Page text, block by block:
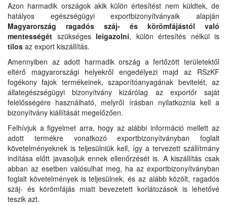
Azon harmadik országok akik külön értesítést nem küldtek, de
hatályos egészségügyi exportbizonyítványaik alapján
Magyarország ragadós száj- és körömfájástól való
mentességét szükségesleigazolni, külön értesítés nélkül is
tilos az export kiszállítás.
Amennyiben az adott harmadik ország a fertőzött területektől
eltérő magyarországi helyekről engedélyezi majd az RSzKF
fogékony fajok termékeinek, szaporítóanyagának bevitelét, az
állategészségügyi bizonyítvány kizárólag az exportőr saját
felelősségére használható, melyről írásban nyilatkoznia kell a
bizonyítvány kiállítását megelőzően.
Felhívjuk a figyelmet arra, hogy az alábbi információ mellett az
adott termékre vonatkozó exportbizonyítványban foglalt
követelményeknek is teljesülniük kell, így a tervezett szállítmány
indítása előtt javasoljuk ennek ellenőrzését is. A kiszállítás csak
abban az esetben valósulhat meg, ha az exportbizonyítványban
foglalt követelmények is teljesülnek, és az alább közölt, ragadós
száj- és körömfájás miatt bevezetett korlátozások is lehetővé
teszik azt.